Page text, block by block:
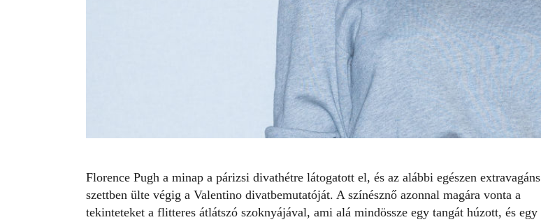
Florence Pugh a minap a párizsi divathétre látogatott el, és az alábbi egészen extravagáns
szettben ülte végig a Valentino divatbemutatóját. A színésznő azonnal magára vonta a
tekinteteket a flitteres átlátszó szoknyájával, ami alá mindössze egy tangát húzott, és egy